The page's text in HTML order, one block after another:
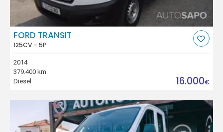
FORD TRANSIT
125CV - 5P
2014
379.400 km
Diesel
16.000€